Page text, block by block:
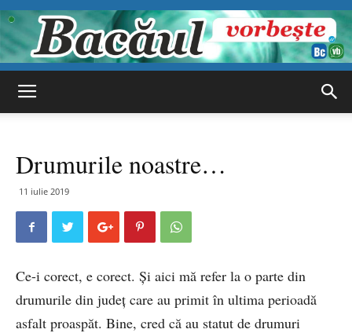
vorbește
Drumurile noastre…
11 iulie 2019
Ce-i corect, e corect. Și aici mă refer la o parte din
drumurile din județ care au primit în ultima perioadă
asfalt proaspăt. Bine, cred că au statut de drumuri